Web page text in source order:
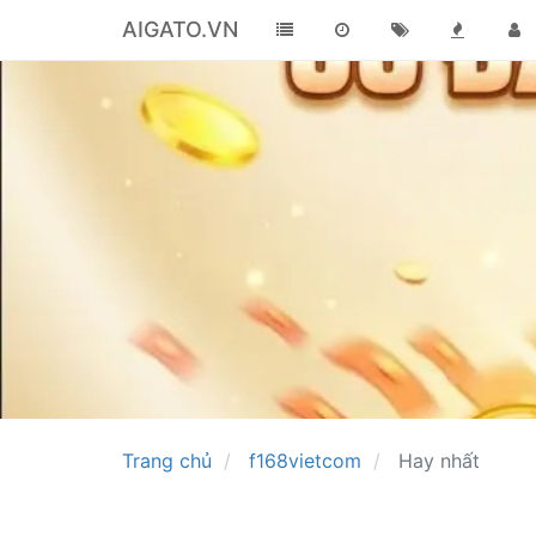
AIGATO.VN
Trang chủ f168vietcom Hay nhất